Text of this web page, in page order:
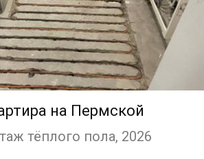
на Пермской
тёплого пола, 2026